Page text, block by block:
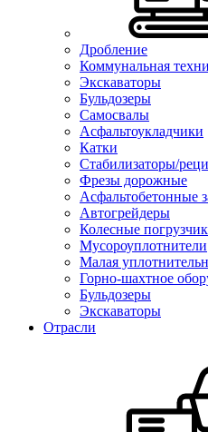
Дробление
Коммунальная
Экскаваторы
Бульдозеры
Самосвалы
Асфальтоукладчики
Катки
Стабилизаторы/
Фрезы дорожные
Асфальтобетонные
Автогрейдеры
Колесные
Мусороуплотнители
Малая
Горно-шахтное
Бульдозеры
Экскаваторы
Отрасли